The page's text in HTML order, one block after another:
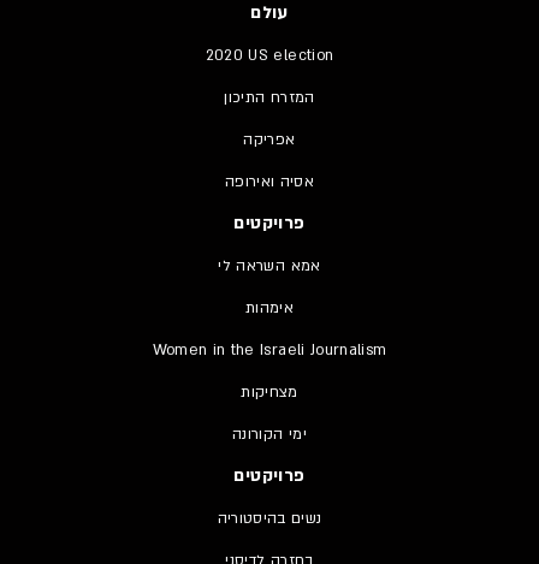
עולם
2020 US election
המזרח התיכון
אפריקה
אסיה ואירופה
פרויקטים
אמא השראה לי
אימהות
Women in the Israeli Journalism
מצחיקות
ימי הקורונה
פרויקטים
נשים בהיסטוריה
בחזרה לדיסני